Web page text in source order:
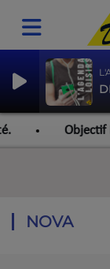
Objectif Paraguay
NOVA